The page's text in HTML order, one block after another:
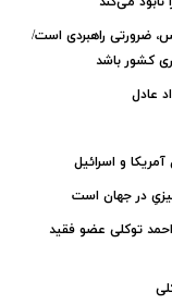
ضرورتی راهبردی است/
کشور باشد
عادل
و اسرائیل
در جهان است
توکلی عضو فقید